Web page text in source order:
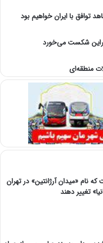
توافق با ایران خواهیم بود
شکست می‌خورد
منطقه‌ای
نام «میدان آرژانتین» در تهران
تغییر دهند